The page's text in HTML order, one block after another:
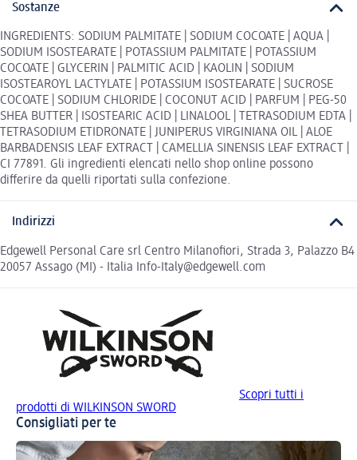
Sostanze
INGREDIENTS: SODIUM PALMITATE | SODIUM COCOATE | AQUA |
SODIUM ISOSTEARATE | POTASSIUM PALMITATE | POTASSIUM
COCOATE | GLYCERIN | PALMITIC ACID | KAOLIN | SODIUM
ISOSTEAROYL LACTYLATE | POTASSIUM ISOSTEARATE | SUCROSE
COCOATE | SODIUM CHLORIDE | COCONUT ACID | PARFUM | PEG-50
SHEA BUTTER | ISOSTEARIC ACID | LINALOOL | TETRASODIUM EDTA |
TETRASODIUM ETIDRONATE | JUNIPERUS VIRGINIANA OIL | ALOE
BARBADENSIS LEAF EXTRACT | CAMELLIA SINENSIS LEAF EXTRACT |
CI 77891. Gli ingredienti elencati nello shop online possono
differire da quelli riportati sulla confezione.
Indirizzi
Edgewell Personal Care srl Centro Milanofiori, Strada 3, Palazzo B4
20057 Assago (MI) - Italia Info-Italy@edgewell.com
Scopri tutti i
prodotti di WILKINSON SWORD
Consigliati per te